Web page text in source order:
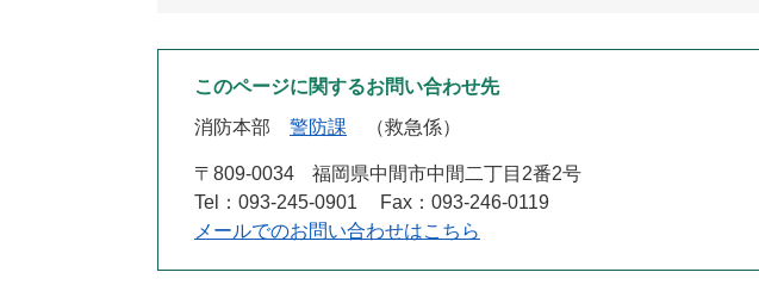
このページに関するお問い合わせ先
消防本部
警防課 救急係
〒809-0034
福岡県中間市中間二丁目2番2号
Tel：093-245-0901
Fax：093-246-0119
メールでのお問い合わせはこちら